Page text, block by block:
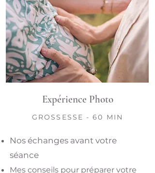
Expérience Photo
GROSSESSE - 60 MIN
Nos échanges avant votre
séance
Mes conseils pour préparer votre